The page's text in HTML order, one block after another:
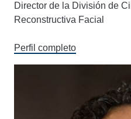
Director de la División de
Reconstructiva Facial
Perfil completo